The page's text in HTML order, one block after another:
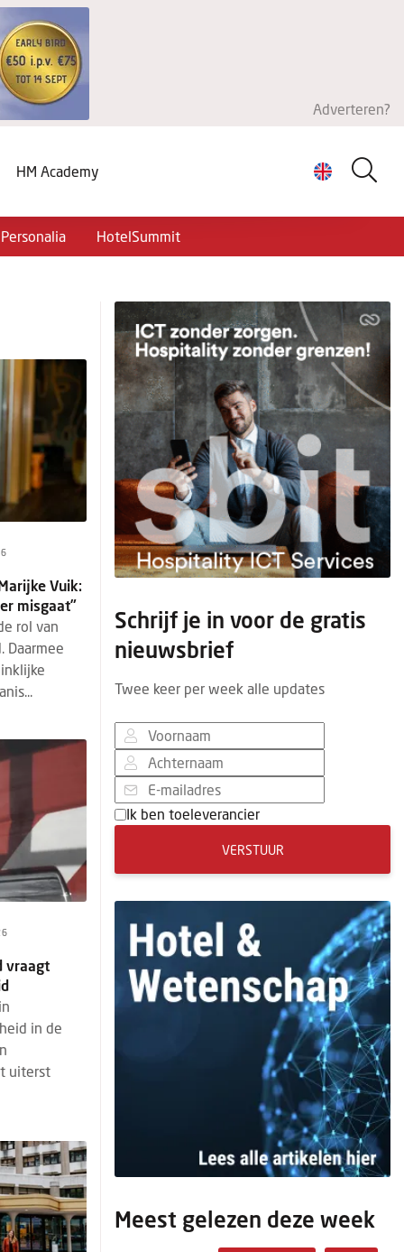
Adverteren?
HM Academy
Personalia HotelSummit
Vuik:
misgaat”
rol van
Daarmee
vraagt
in de
uiterst
Schrijf je in voor de gratis
nieuwsbrief
Twee keer per week alle updates
Ik ben toeleverancier
VERSTUUR
Meest gelezen deze week